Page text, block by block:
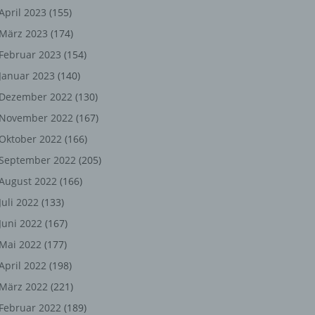
2023 (155)
März 2023 (174)
Februar 2023 (154)
Januar 2023 (140)
Dezember 2022 (130)
November 2022 (167)
Oktober 2022 (166)
September 2022 (205)
2022 (166)
Juli 2022 (133)
Juni 2022 (167)
Mai 2022 (177)
2022 (198)
März 2022 (221)
Februar 2022 (189)
oder